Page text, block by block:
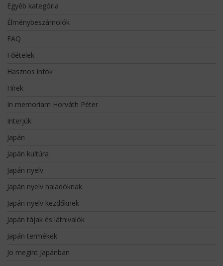
Egyéb kategória
Élménybeszámolók
FAQ
Főételek
Hasznos infók
Hírek
In memoriam Horváth Péter
Interjúk
Japán
Japán kultúra
Japán nyelv
Japán nyelv haladóknak
Japán nyelv kezdőknek
Japán tájak és látnivalók
Japán termékek
Jo megint Japánban